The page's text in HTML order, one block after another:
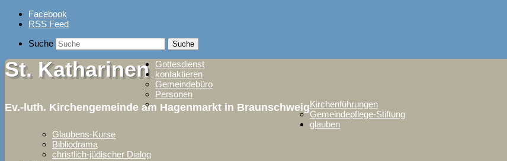
Skip
Facebook
RSS Feed
Suche
St. Katharinen
Ev.-luth. Kirchengemeinde am Hagenmarkt in Braunschweig
Gottesdienst
kontaktieren
Gemeindebüro
Personen
Kirchenführungen
Gemeindepflege-Stiftung
glauben
Glaubens-Kurse
Bibliodrama
christlich-jüdischer Dialog